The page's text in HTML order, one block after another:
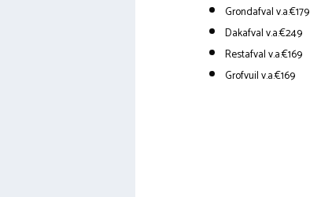
Grondafval v.a.€179
Dakafval v.a.€249
Restafval v.a.€169
Grofvuil v.a.€169